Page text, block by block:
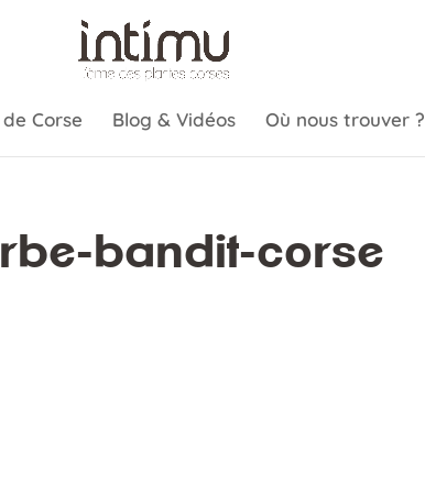
Corse Blog & Vidéos Où nous trouver ?
bandit-corse